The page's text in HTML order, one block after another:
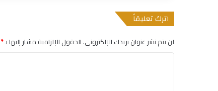
اترك تعليقاً
لن يتم نشر عنوان بريدك الإلكتروني.الحقول الإلزامية مشار إليها بـ*